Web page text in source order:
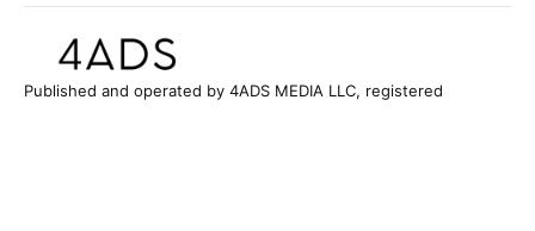
Published and operated by 4ADS MEDIA LLC, registered